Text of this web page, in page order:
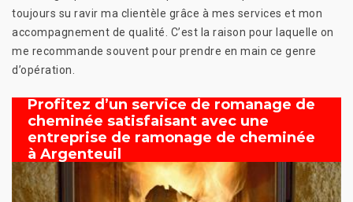
toujours su ravir ma clientèle grâce à mes services et mon
accompagnement de qualité. C’est la raison pour laquelle on
me recommande souvent pour prendre en main ce genre
d’opération.
Profitez d’un service de romanage de
cheminée satisfaisant avec une
entreprise de ramonage de cheminée
à Argenteuil